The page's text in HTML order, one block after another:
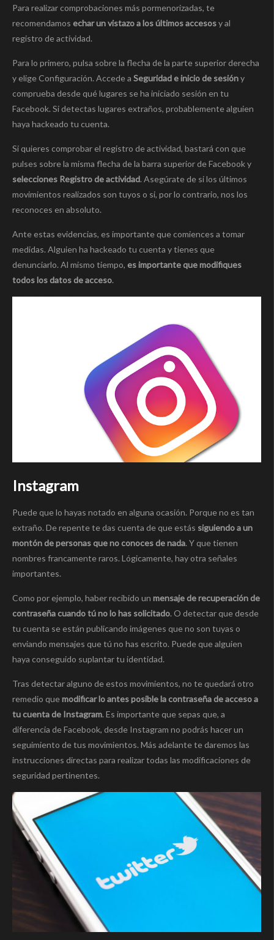
Para realizar comprobaciones más pormenorizadas, te
recomendamos echar un vistazo a los últimos accesosy al
registro de actividad.
Para lo primero, pulsa sobre la flecha de la parte superior derecha
y elige Configuración. Accede a Seguridad e inicio de sesióny
comprueba desde qué lugares se ha iniciado sesión en tu
Facebook. Si detectas lugares extraños, probablemente alguien
haya hackeado tu cuenta.
Si quieres comprobar el registro de actividad, bastará con que
pulses sobre la misma flecha de la barra superior de Facebook y
selecciones Registro de actividad. Asegúrate de si los últimos
movimientos realizados son tuyos o si, por lo contrario, nos los
reconoces en absoluto.
Ante estas evidencias, es importante que comiences a tomar
medidas. Alguien ha hackeado tu cuenta y tienes que
denunciarlo. Al mismo tiempo, es importante que modifiques
todos los datos de acceso.
Instagram
Puede que lo hayas notado en alguna ocasión. Porque no es tan
extraño. De repente te das cuenta de que estás siguiendo a un
montón de personas que no conoces de nada. Y que tienen
nombres francamente raros. Lógicamente, hay otra señales
importantes.
Como por ejemplo, haber recibido un mensaje de recuperación de
contraseña cuando tú no lo has solicitado. O detectar que desde
tu cuenta se están publicando imágenes que no son tuyas o
enviando mensajes que tú no has escrito. Puede que alguien
haya conseguido suplantar tu identidad.
Tras detectar alguno de estos movimientos, no te quedará otro
remedio quemodificar lo antes posible la contraseña de acceso a
tu cuenta de Instagram. Es importante que sepas que, a
diferencia de Facebook, desde Instagram no podrás hacer un
seguimiento de tus movimientos. Más adelante te daremos las
instrucciones directas para realizar todas las modificaciones de
seguridad pertinentes.